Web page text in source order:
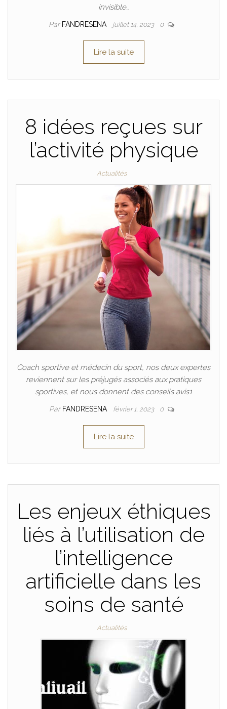
invisible…
Par FANDRESENA juillet 14, 2023 0
Lire la suite
8 idées reçues sur
l’activité physique
Actualités
Coach sportive et médecin du sport, nos deux expertes
reviennent sur les préjugés associés aux pratiques
sportives, et nous donnent des conseils avis1
Par FANDRESENA février 1, 2023 0
Lire la suite
Les enjeux éthiques
liés à l’utilisation de
l’intelligence
artificielle dans les
soins de santé
Actualités